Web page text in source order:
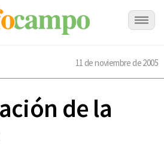
11 de noviembre de 2005
de la